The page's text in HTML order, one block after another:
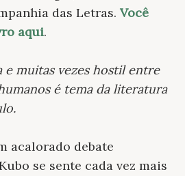
das Letras. Você
aqui.
e muitas vezes hostil entre
é tema da literatura
.
acalorado debate
se sente cada vez mais